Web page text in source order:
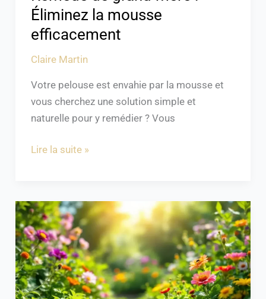
Éliminez la mousse
efficacement
Claire Martin
Votre pelouse est envahie par la mousse et
vous cherchez une solution simple et
naturelle pour y remédier ? Vous
Lire la suite »
Se
débarrasser
des
fourmis
:
5